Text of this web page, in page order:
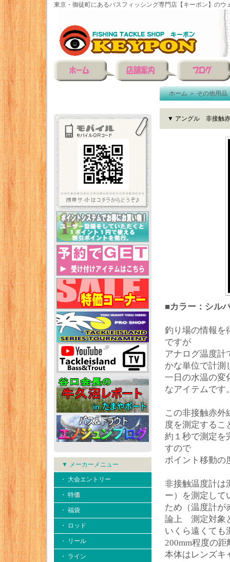
東京・御徒町にあるバスフィッシング専門店【キーポン】のウ
▼ メーカーメニュー
・ 大会エントリー
・ 特価
・ 福袋
・ ロッド
・ リール
・ ライン
ホーム＞その他用品
▼ アングル 非接触
■カラー：シル
釣り場の情報を
ですが
アナログ温度計
かな単位で計測
一日の水温の変
なアイテムです
この非接触赤外
度を測定するこ
約１秒で測定を
すので
ポイント移動の
非接触温度計は
ー）を測定して
ため（温度計が
論上 測定対象
いくら遠くても
200mm程度の
本体はレンズキ